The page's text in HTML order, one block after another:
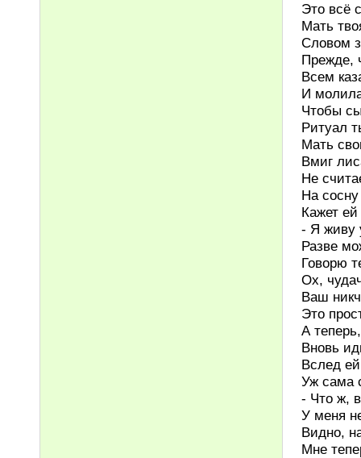
Это всё
Мать
Словом
Прежде,
Всем
И
Чтобы
Ритуал
Мать
Вмиг
Не
На
Кажет
- Я живу
Разве
Говорю
Ох,
Ваш
Это
А
Вновь
Вслед
Уж сама
- Что ж,
У меня
Видно,
Мне